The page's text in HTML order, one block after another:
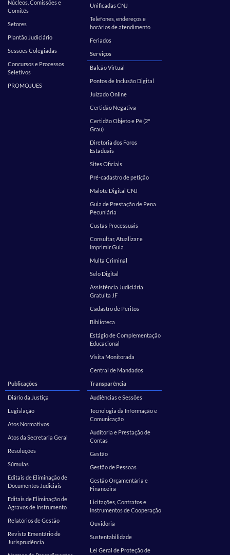
Núcleos, Comissões e
Comitês
Setores
Plantão Judiciário
Sessões Colegiadas
Concursos e Processos
Seletivos
PROMOJUES
Unificadas CNJ
Telefones, endereços e
horários de atendimento
Feriados
Serviços
Balcão Virtual
Pontos de Inclusão Digital
Juizado Online
Certidão Negativa
Certidão Objeto e Pé (2º
Grau)
Diretoria dos Foros
Estaduais
Sites Oficiais
Pré-cadastro de petição
Malote Digital CNJ
Guia de Prestação de Pena
Pecuniária
Custas Processuais
Consultar, Atualizar e
Imprimir Guia
Multa Criminal
Selo Digital
Assistência Judiciária
Gratuita JF
Cadastro de Peritos
Biblioteca
Estágio de Complementação
Educacional
Visita Monitorada
Central de Mandados
Publicações
Diário da Justiça
Legislação
Atos Normativos
Atos da Secretaria Geral
Resoluções
Súmulas
Editais de Eliminação de
Documentos Judiciais
Editais de Eliminação de
Agravos de Instrumento
Relatórios de Gestão
Revista Ementário de
Jurisprudência
Transparência
Audiências e Sessões
Tecnologia da Informação e
Comunicação
Auditoria e Prestação de
Contas
Gestão
Gestão de Pessoas
Gestão Orçamentária e
Financeira
Licitações, Contratos e
Instrumentos de Cooperação
Ouvidoria
Sustentabilidade
Lei Geral de Proteção de